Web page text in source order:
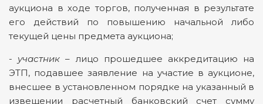
аукциона в ходе торгов, полученная в результате
его действий по повышению начальной либо
текущей цены предмета аукциона;
- участник – лицо прошедшее аккредитацию на
ЭТП, подавшее заявление на участие в аукционе,
внесшее в установленном порядке на указанный в
извещении расчетный банковский счет сумму